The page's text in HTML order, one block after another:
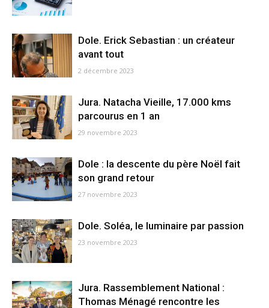
Dole. Erick Sebastian : un créateur
avant tout
2 décembre 2023
Jura. Natacha Vieille, 17.000 kms
parcourus en 1 an
29 novembre 2023
Dole : la descente du père Noël fait
son grand retour
27 novembre 2023
Dole. Soléa, le luminaire par passion
23 novembre 2023
Jura. Rassemblement National :
Thomas Ménagé rencontre les